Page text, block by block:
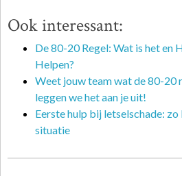
Ook interessant:
De 80-20 Regel: Wat is het en
Helpen?
Weet jouw team wat de 80-20
leggen we het aan je uit!
Eerste hulp bij letselschade:
situatie